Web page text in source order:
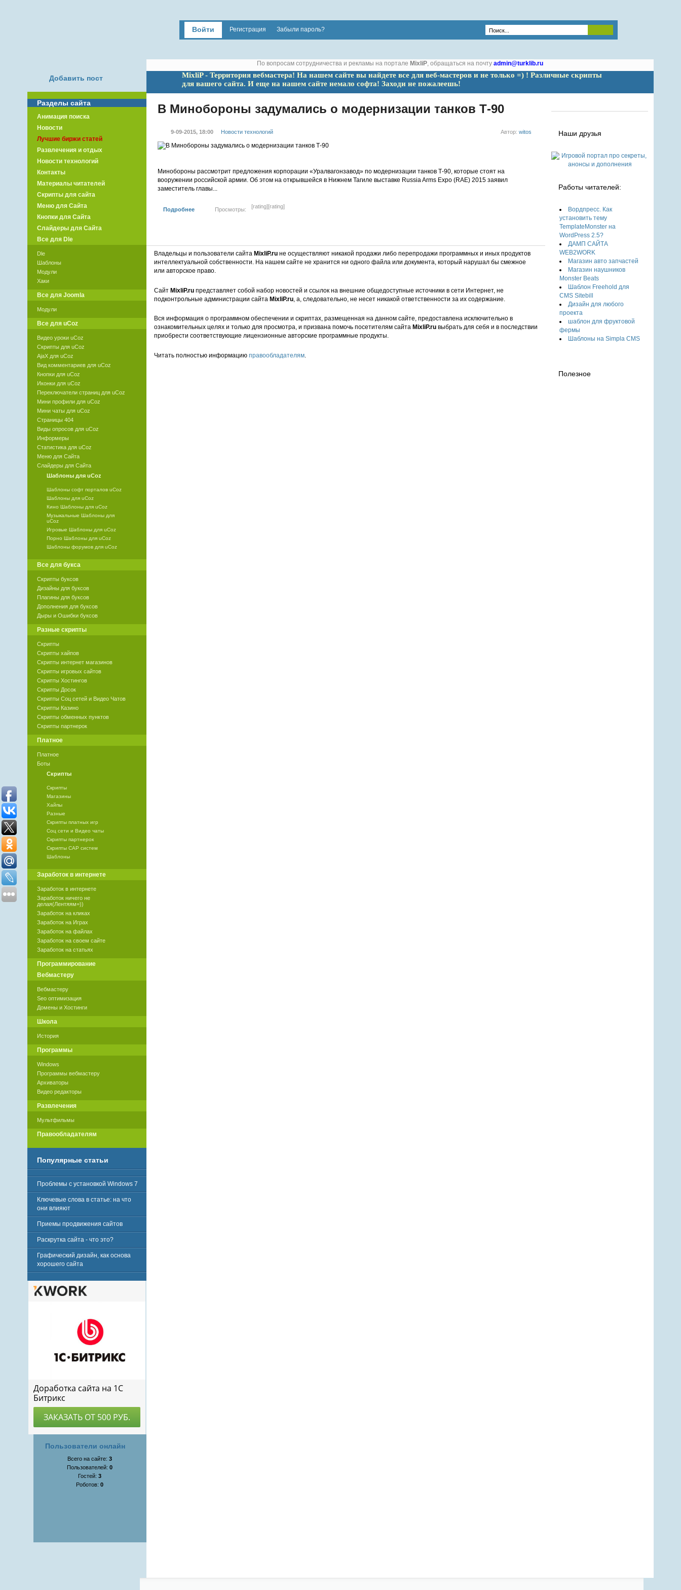
Войти Регистрация Забыли пароль?
По вопросам сотрудничества и рекламы на портале MixliP, обращаться на почту admin@turklib.ru
MixliP - Территория вебмастера! На нашем сайте вы найдете все для веб-мастеров и не только =) ! Различные скрипты
для вашего сайта. И еще на нашем сайте немало софта! Заходи не пожалеешь!
В Минобороны задумались о модернизации танков Т-90
Автор:witos
9-09-2015, 18:00 Новости технологий
Минобороны рассмотрит предложения корпорации «Уралвагонзавод» по модернизации танков Т-90, которые стоят на
вооружении российской армии. Об этом на открывшейся в Нижнем Тагиле выставке Russia Arms Expo (RAE) 2015 заявил
заместитель главы...
[rating] [rating]
Подробнее Просмотры:
Владельцы и пользователи сайта MixliP.ruне осуществляют никакой продажи либо перепродажи программных и иных продуктов
интеллектуальной собственности. На нашем сайте не хранится ни одного файла или документа, который нарушал бы смежное
или авторское право.
Сайт MixliP.ruпредставляет собой набор новостей и ссылок на внешние общедоступные источники в сети Интернет, не
подконтрольные администрации сайта MixliP.ru, а, следовательно, не несет никакой ответственности за их содержание.
Вся информация о программном обеспечении и скриптах, размещенная на данном сайте, предоставлена исключительно в
ознакомительных целях и только для просмотра, и призвана помочь посетителям сайта MixliP.ruвыбрать для себя и в последствии
приобрести соответствующие лицензионные авторские программные продукты.
Читать полностью информацию правообладателям.
Наши друзья
Работы читателей:
Вордпресс. Как
установить тему
TemplateMonster на
WordPress 2.5?
ДАМП САЙТА
WEB2WORK
Магазин авто запчастей
Магазин наушников
Monster Beats
Шаблон Freehold для
CMS Sitebill
Дизайн для любого
проекта
шаблон для фруктовой
фермы
Шаблоны на Simpla CMS
Полезное
Добавить пост
Разделы сайта
Анимация поиска
Новости
Лучшие биржи статей
Развлечения и отдых
Новости технологий
Контакты
Материалы читателей
Скрипты для сайта
Меню для Сайта
Кнопки для Сайта
Слайдеры для Сайта
Все для Dle
Dle
Шаблоны
Модули
Хаки
Все для Joomla
Модули
Все для uCoz
Видео уроки uCoz
Скрипты для uCoz
AjaX для uCoz
Вид комментариев для uCoz
Кнопки для uCoz
Иконки для uCoz
Переключатели страниц для uCoz
Мини профили для uCoz
Мини чаты для uCoz
Страницы 404
Виды опросов для uCoz
Информеры
Статистика для uCoz
Меню для Сайта
Слайдеры для Сайта
Шаблоны для uCoz
Шаблоны софт порталов uCoz
Шаблоны для uCoz
Кино Шаблоны для uCoz
Музыкальные Шаблоны для
uCoz
Игровые Шаблоны для uCoz
Порно Шаблоны для uCoz
Шаблоны форумов для uCoz
Все для букса
Скрипты буксов
Дизайны для буксов
Плагины для буксов
Дополнения для буксов
Дыры и Ошибки буксов
Разные скрипты
Скрипты
Скрипты хайпов
Скрипты интернет магазинов
Скрипты игровых сайтов
Скрипты Хостингов
Скрипты Досок
Скрипты Соц сетей и Видео Чатов
Скрипты Казино
Скрипты обменных пунктов
Скрипты партнерок
Платное
Платное
Боты
Скрипты
Скрипты
Магазины
Хайпы
Разные
Скрипты платных игр
Соц сети и Видео чаты
Скрипты партнерок
Скрипты САР систем
Шаблоны
Заработок в интернете
Заработок в интернете
Заработок ничего не
делая(Лентяям=))
Заработок на кликах
Заработок на Играх
Заработок на файлах
Заработок на своем сайте
Заработок на статьях
Программирование
Вебмастеру
Вебмастеру
Seo оптимизация
Домены и Хостинги
Школа
История
Программы
Windows
Программы вебмастеру
Архиваторы
Видео редакторы
Развлечения
Мультфильмы
Правообладателям
Популярные статьи
Проблемы с установкой Windows 7
Ключевые слова в статье: на что
они влияют
Приемы продвижения сайтов
Раскрутка сайта - что это?
Графический дизайн, как основа
хорошего сайта
Пользователи онлайн
Всего на сайте:3
Пользователей:0
Гостей:3
Роботов:0